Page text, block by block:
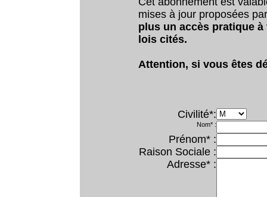
mises à jour proposées
plus un accès pratique
lois cités.
Attention, si vous êtes
Civilité*:
Nom* :
Prénom* :
Raison Sociale :
Adresse* :